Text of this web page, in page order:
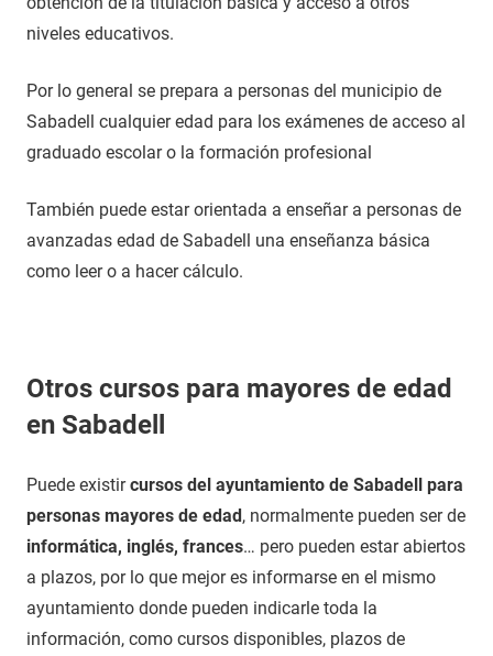
niveles educativos.
Por lo general se prepara a personas del municipio de
Sabadell cualquier edad para los exámenes de acceso al
graduado escolar o la formación profesional
También puede estar orientada a enseñar a personas de
avanzadas edad de Sabadell una enseñanza básica
como leer o a hacer cálculo.
Otros cursos para mayores de edad
en Sabadell
Puede existircursos del ayuntamiento de Sabadell para
personas mayores de edad, normalmente pueden ser de
informática, inglés, frances… pero pueden estar abiertos
a plazos, por lo que mejor es informarse en el mismo
ayuntamiento donde pueden indicarle toda la
información, como cursos disponibles, plazos de